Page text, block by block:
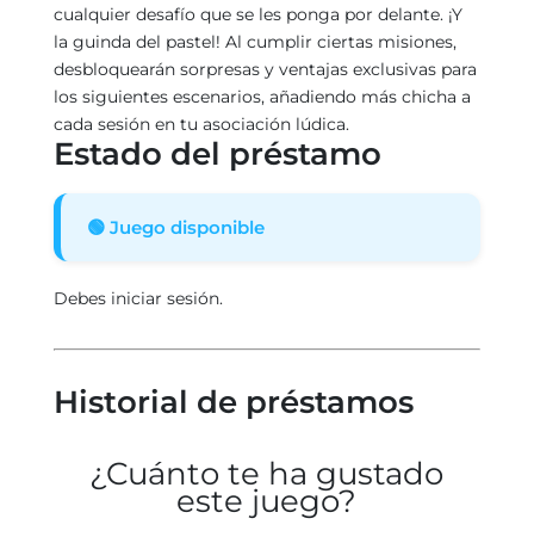
cualquier desafío que se les ponga por delante. ¡Y
la guinda del pastel! Al cumplir ciertas misiones,
desbloquearán sorpresas y ventajas exclusivas para
los siguientes escenarios, añadiendo más chicha a
cada sesión en tu asociación lúdica.
Estado del préstamo
🟢 Juego disponible
Debes iniciar sesión.
Historial de préstamos
¿Cuánto te ha gustado
este juego?